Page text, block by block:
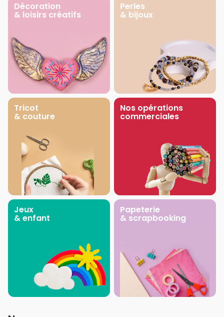
Décoration
& loisirs créatifs
Perles
& bijoux
Tricot
& couture
Nos opérations
commerciales
Jeux
& enfant
Papeterie
& scrapbooking